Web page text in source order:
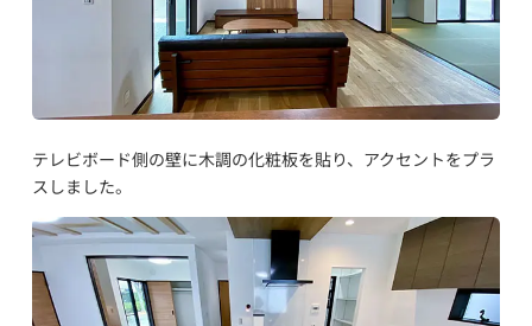
テレビボード側の壁に木調の化粧板を貼り、アクセントをプラ
スしました。